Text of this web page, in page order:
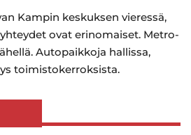
Kampin keskuksen vieressä,
ovat erinomaiset. Metro-
Autopaikkoja hallissa,
toimistokerroksista.